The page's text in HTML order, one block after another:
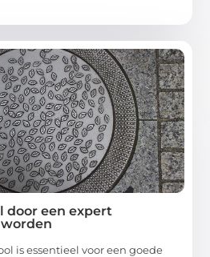
door een expert
is essentieel voor een goede